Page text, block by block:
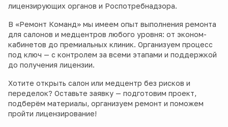
лицензирующих органов и Роспотребнадзора.
В «Ремонт Команд» мы имеем опыт выполнения ремонта
для салонов и медцентров любого уровня: от эконом-
кабинетов до премиальных клиник. Организуем процесс
под ключ — с контролем за всеми этапами и поддержкой
до получения лицензии.
Хотите открыть салон или медцентр без рисков и
переделок? Оставьте заявку — подготовим проект,
подберём материалы, организуем ремонт и поможем
пройти лицензирование!